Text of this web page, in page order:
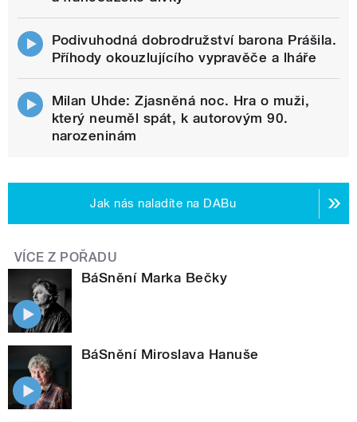
Podivuhodná dobrodružství barona Prášila.
Příhody okouzlujícího vypravěče a lháře
Milan Uhde: Zjasněná noc. Hra o muži,
který neuměl spát, k autorovým 90.
narozeninám
Jak nás naladíte na DABu
VÍCE Z POŘADU
BáSnění Marka Bečky
BáSnění Miroslava Hanuše